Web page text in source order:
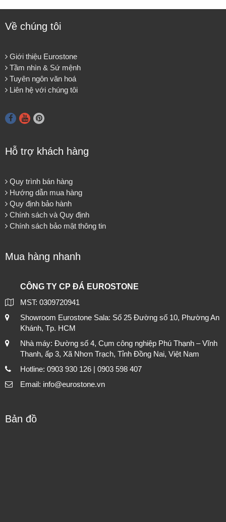
Về chúng tôi
Giới thiệu Eurostone
Tầm nhìn & Sứ mệnh
Tuyên ngôn văn hoá
Liên hệ với chúng tôi
Hỗ trợ khách hàng
Quy trình bán hàng
Hướng dẫn mua hàng
Quy định bảo hành
Chính sách và Quy định
Chính sách bảo mật thông tin
Mua hàng nhanh
CÔNG TY CP ĐÁ EUROSTONE
MST: 0309720941
Showroom Eurostone Sala: Số 25 Đường số 10, Phường An
Khánh, Tp. HCM
Nhà máy: Đường số 4, Cụm công nghiệp Phú Thạnh – Vĩnh
Thanh, ấp 3, Xã Nhơn Trạch, Tỉnh Đồng Nai, Việt Nam
Hotline: 0903 930 126 | 0903 598 407
Email: info@eurostone.vn
Bản đồ